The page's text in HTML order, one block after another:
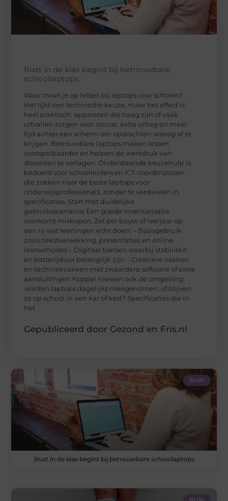
Rust in de klas begint bij betrouwbare
schoollaptops
Waar moet je op letten bij laptops voor scholen?
Het lijkt een technische keuze, maar het effect is
heel praktisch: apparaten die traag zijn of vaak
uitvallen zorgen voor onrust, extra uitleg en meer
tijd achter een scherm om opdrachten alsnog af te
krijgen. Betrouwbare laptops maken lessen
voorspelbaarder en helpen de werkdruk van
docenten te verlagen. Onderstaande keuzehulp is
bedoeld voor schoolleiders en ICT-coordinatoren
die zoeken naar de beste laptops voor
onderwijsprofessionals, zonder te verdwalen in
specificaties. Start met duidelijke
gebruiksscenarios Een goede inventarisatie
voorkomt miskopen. Zet per bouw of leerjaar op
een rij wat leerlingen echt doen: – Basisgebruik
zoals tekstverwerking, presentaties en online
lesmethodes – Digitaal toetsen waarbij stabiliteit
en batterijduur belangrijk zijn – Creatieve vakken
en techniekvakken met zwaardere software of extra
aansluitingen Koppel hieraan ook de omgeving:
worden laptops dagelijks meegenomen, of blijven
ze op school in een kar of kast? Specificaties die in
het
Gepubliceerd door Gezond en Fris.nl
BLOG
Rust in de klas begint bij betrouwbare schoollaptops